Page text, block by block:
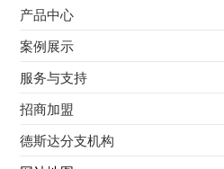
不锈钢专用电磁加热器
电磁蒸汽发生器
电磁加热棒配件
产品中心
不锈钢专用电磁加热器
电磁蒸汽发生器
案例展示
最新案例
其他应用
服务与支持
服务覆盖网络
服务流程
招商加盟
前景分析
德斯达分支机构